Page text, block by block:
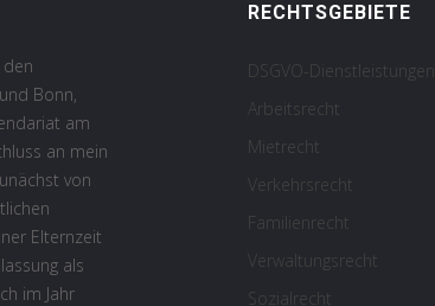
Bonn,
am
an mein
von
Elternzeit
als
im Jahr
RECHTSGEBIETE
DSGVO-Dienstleistungen
Arbeitsrecht
Mietrecht
Verkehrsrecht
Familienrecht
Verwaltungsrecht
Sozialrecht